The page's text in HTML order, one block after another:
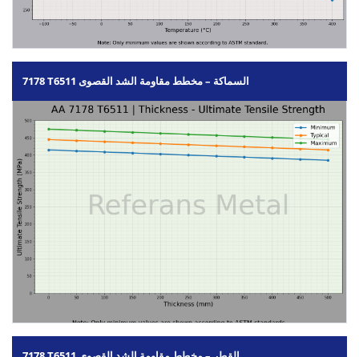
7178 T6511 السماكة – مخطط مقاومة الشد القصوى